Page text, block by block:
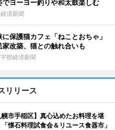
でヨーヨー釣りや和太鼓楽しむ
済新聞
に保護猫カフェ「ねことおちゃ」
家改築、猫との触れ合いも
部経済新聞
リリース
幌市手稲区】真心込めたお料理を堪
懐石料理試食会＆リユース食器市」